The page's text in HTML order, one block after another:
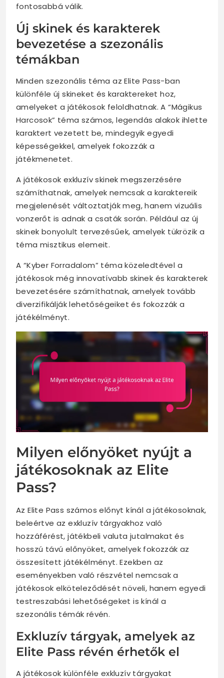
fontosabbá válik.
Új skinek és karakterek
bevezetése a szezonális
témákban
Minden szezonális téma az Elite Pass-ban
különféle új skineket és karaktereket hoz,
amelyeket a játékosok feloldhatnak. A “Mágikus
Harcosok” téma számos, legendás alakok ihlette
karaktert vezetett be, mindegyik egyedi
képességekkel, amelyek fokozzák a
játékmenetet.
A játékosok exkluzív skinek megszerzésére
számíthatnak, amelyek nemcsak a karaktereik
megjelenését változtatják meg, hanem vizuális
vonzerőt is adnak a csaták során. Például az új
skinek bonyolult tervezésűek, amelyek tükrözik a
téma misztikus elemeit.
A “Kyber Forradalom” téma közeledtével a
játékosok még innovatívabb skinek és karakterek
bevezetésére számíthatnak, amelyek tovább
diverzifikálják lehetőségeiket és fokozzák a
játékélményt.
Milyen előnyöket nyújt a
játékosoknak az Elite
Pass?
Az Elite Pass számos előnyt kínál a játékosoknak,
beleértve az exkluzív tárgyakhoz való
hozzáférést, játékbeli valuta jutalmakat és
hosszú távú előnyöket, amelyek fokozzák az
összesített játékélményt. Ezekben az
eseményekben való részvétel nemcsak a
játékosok elköteleződését növeli, hanem egyedi
testreszabási lehetőségeket is kínál a
szezonális témák révén.
Exkluzív tárgyak, amelyek az
Elite Pass révén érhetők el
A játékosok különféle exkluzív tárgyakat